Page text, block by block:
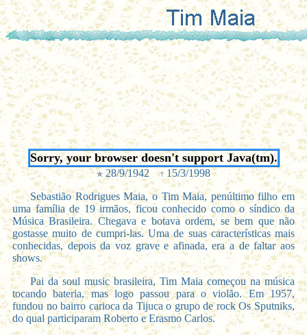
Sorry, your browser doesn't support Java(tm).
28/9/1942 15/3/1998
Sebastião Rodrigues Maia, o Tim Maia, penúltimo filho em
uma família de 19 irmãos, ficou conhecido como o síndico da
Música Brasileira. Chegava e botava ordem, se bem que não
gostasse muito de cumpri-las. Uma de suas características mais
conhecidas, depois da voz grave e afinada, era a de faltar aos
shows.
Pai da soul music brasileira, Tim Maia começou na música
tocando bateria, mas logo passou para o violão. Em 1957,
fundou no bairro carioca da Tijuca o grupo de rock Os Sputniks,
do qual participaram Roberto e Erasmo Carlos.